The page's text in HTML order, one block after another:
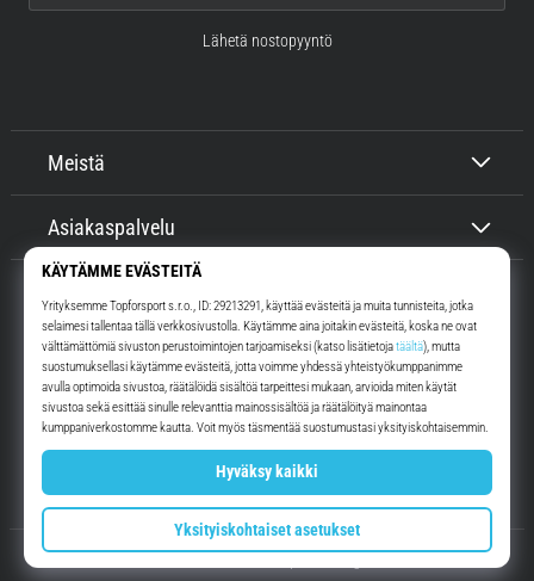
Top4Running.fi
Yli 16 vuoden ajan motivoimme sinua lähtemään ulos juoksemaan.
Nopeammin. Kanssamme. Joka päivä.
InstagramYouTube
Meistä
Asiakaspalvelu
Lähetä nostopyyntö